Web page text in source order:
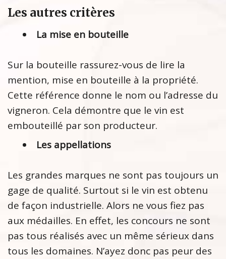
Les autres critères
La mise en bouteille
Sur la bouteille rassurez-vous de lire la
mention, mise en bouteille à la propriété.
Cette référence donne le nom ou l’adresse du
vigneron. Cela démontre que le vin est
embouteillé par son producteur.
Les appellations
Les grandes marques ne sont pas toujours un
gage de qualité. Surtout si le vin est obtenu
de façon industrielle. Alors ne vous fiez pas
aux médailles. En effet, les concours ne sont
pas tous réalisés avec un même sérieux dans
tous les domaines. N’ayez donc pas peur des